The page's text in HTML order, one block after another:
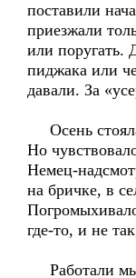
поставили
приезжали
или поругать.
пиджака или
давали. За
Осень
Но
Немец-
на бричке, в
где-то, и не
Работали мы